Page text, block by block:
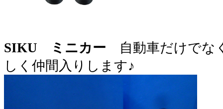
SIKU ミニカー 自動車だけでな
しく仲間入りします♪